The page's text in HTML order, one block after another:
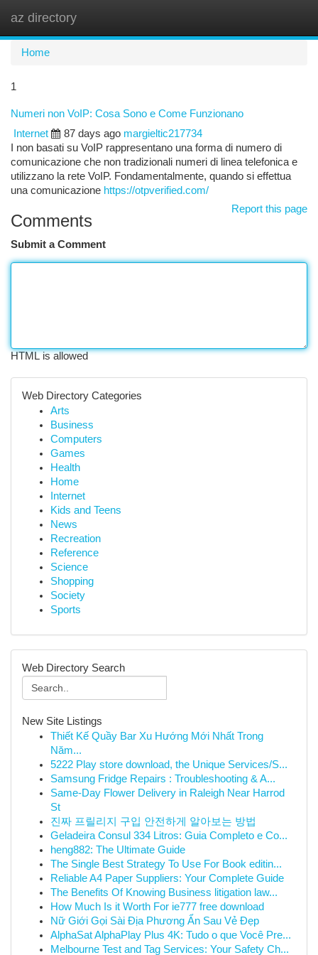
az directory
Home
1
Numeri non VoIP: Cosa Sono e Come Funzionano
Internet
87 days ago margieltic217734
I non basati su VoIP rappresentano una forma di numero di
comunicazione che non tradizionali numeri di linea telefonica e
utilizzano la rete VoIP. Fondamentalmente, quando si effettua
una comunicazione https://otpverified.com/
Report this page
Comments
Submit a Comment
HTML is allowed
Web Directory Categories
Arts
Business
Computers
Games
Health
Home
Internet
Kids and Teens
News
Recreation
Reference
Science
Shopping
Society
Sports
Web Directory Search
New Site Listings
Thiết Kế Quầy Bar Xu Hướng Mới Nhất Trong
Năm...
5222 Play store download, the Unique Services/S...
Samsung Fridge Repairs : Troubleshooting & A...
Same-Day Flower Delivery in Raleigh Near Harrod
St
진짜 프릴리지 구입 안전하게 알아보는 방법
Geladeira Consul 334 Litros: Guia Completo e Co...
heng882: The Ultimate Guide
The Single Best Strategy To Use For Book editin...
Reliable A4 Paper Suppliers: Your Complete Guide
The Benefits Of Knowing Business litigation law...
How Much Is it Worth For ie777 free download
Nữ Giới Gọi Sài Địa Phương Ẩn Sau Vẻ Đẹp
AlphaSat AlphaPlay Plus 4K: Tudo o que Você Pre...
Melbourne Test and Tag Services: Your Safety Ch...